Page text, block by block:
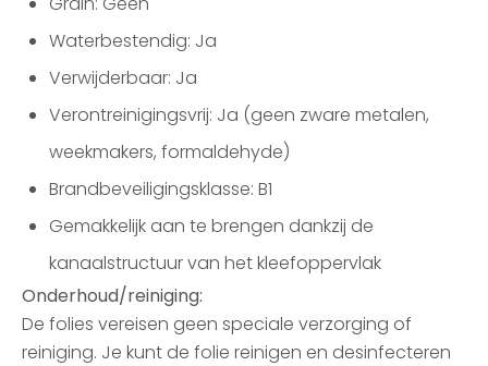
Waterbestendig: Ja
Verwijderbaar: Ja
Verontreinigingsvrij: Ja (geen zware metalen,
weekmakers, formaldehyde)
Brandbeveiligingsklasse: B1
Gemakkelijk aan te brengen dankzij de
kanaalstructuur van het kleefoppervlak
Onderhoud/reiniging:
De folies vereisen geen speciale verzorging of
reiniging. Je kunt de folie reinigen en desinfecteren